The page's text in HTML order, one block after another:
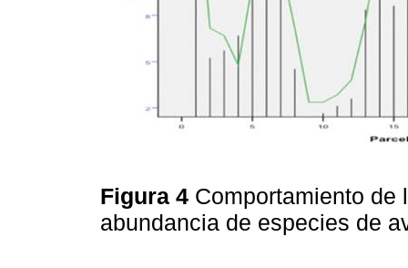
Figura 4 Comportamiento de
abundancia de especies de